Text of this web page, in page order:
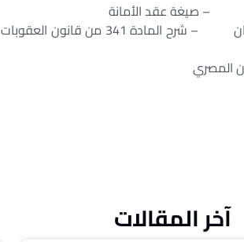
– صيغة عقد الأمانة
– أحكام النقض فى جريمة خيانة الائتمان – أهم دفوع خيانة الائتمان – شرح المادة 341 من قانون العقوبات
المصري
آخر المقالات